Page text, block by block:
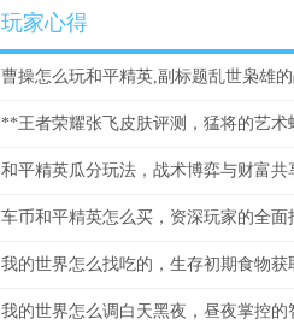
玩家心得
曹操怎么玩和平精英,副标题乱世枭雄
**王者荣耀张飞皮肤评测，猛将的艺术
和平精英瓜分玩法，战术博弈与财富共
我的世界怎么调白天黑夜，昼夜掌控的